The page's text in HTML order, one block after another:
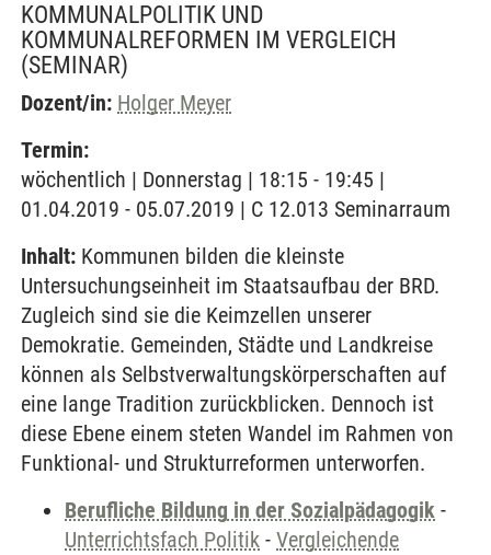
KOMMUNALPOLITIK UND
KOMMUNALREFORMEN IM VERGLEICH
(SEMINAR)
Dozent/in: Holger Meyer
Termin:
wöchentlich | Donnerstag | 18:15 - 19:45 |
01.04.2019 - 05.07.2019 | C 12.013 Seminarraum
Inhalt: Kommunen bilden die kleinste
Untersuchungseinheit im Staatsaufbau der BRD.
Zugleich sind sie die Keimzellen unserer
Demokratie. Gemeinden, Städte und Landkreise
können als Selbstverwaltungskörperschaften auf
eine lange Tradition zurückblicken. Dennoch ist
diese Ebene einem steten Wandel im Rahmen von
Funktional- und Strukturreformen unterworfen.
Berufliche Bildung in der Sozialpädagogik -
Unterrichtsfach Politik - Vergleichende